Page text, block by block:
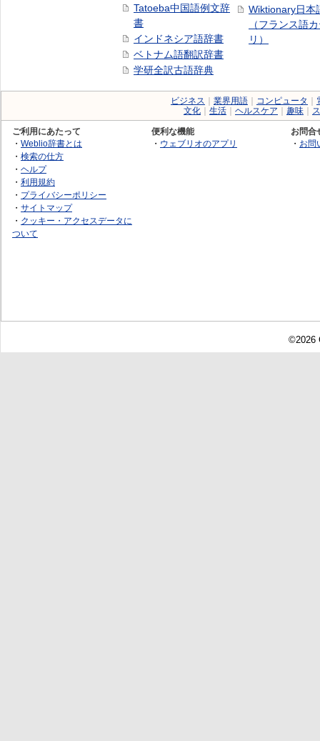
Tatoeba中国語例文辞
書
インドネシア語辞書
ベトナム語翻訳辞書
学研全訳古語辞典
Wiktionary日本
（フランス語
リ）
ビジネス 業界用語 コンピュータ
文化
生活 ヘルスケア 趣味
ご利用にあたって
・ Weblio辞書とは
・ 検索の仕方
・ ヘルプ
・ 利用規約
・ プライバシーポリシー
・ サイトマップ
・ クッキー・アクセスデータに
ついて
便利な機能
・ ウェブリオのアプリ
お問合
・ お問
©2026